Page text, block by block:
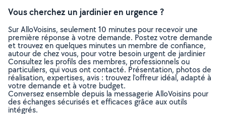
Vous cherchez un jardinier en urgence ?
Sur AlloVoisins, seulement 10 minutes pour recevoir une
première réponse à votre demande. Postez votre demande
et trouvez en quelques minutes un membre de confiance,
autour de chez vous, pour votre besoin urgent de jardinier
Consultez les profils des membres, professionnels ou
particuliers, qui vous ont contacté. Présentation, photos de
réalisation, expertises, avis : trouvez l'offreur idéal, adapté à
votre demande et à votre budget.
Conversez ensemble depuis la messagerie AlloVoisins pour
des échanges sécurisés et efficaces grâce aux outils
intégrés.